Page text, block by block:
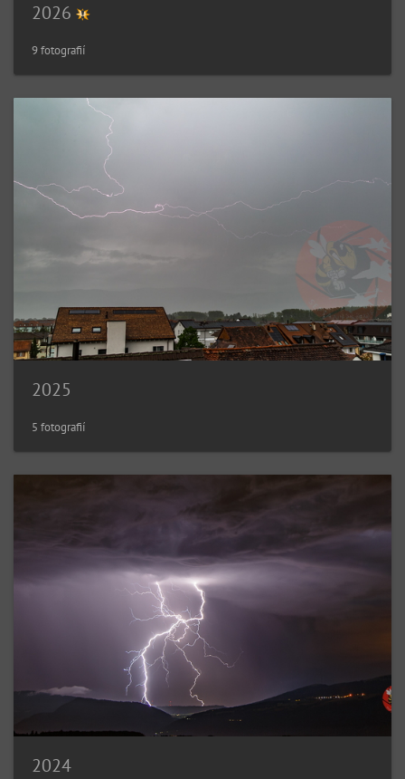
2026
9 fotografií
2025
5 fotografií
2024